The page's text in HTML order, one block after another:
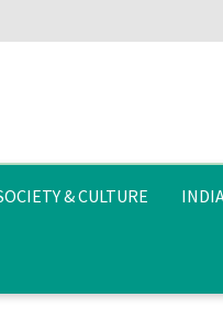
& CULTURE